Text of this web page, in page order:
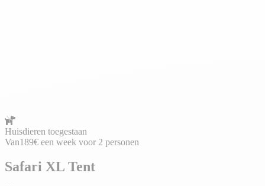
Huisdieren toegestaan
Van189€ een week voor 2 personen
Safari XL Tent